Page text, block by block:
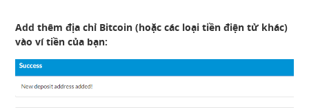
Add thêm địa chỉ Bitcoin (hoặc các loại tiền điện tử khác)
vào ví tiền của bạn: